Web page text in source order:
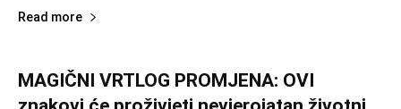
Read more
MAGIČNI VRTLOG PROMJENA: OVI